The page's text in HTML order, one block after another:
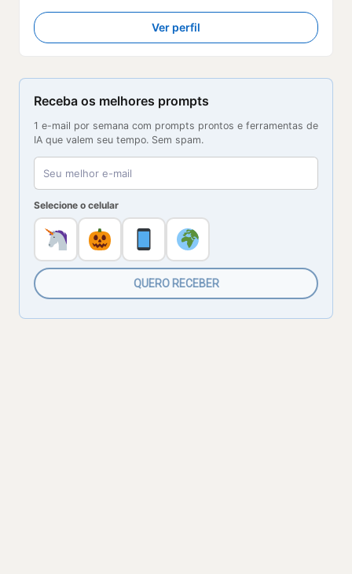
Ver perfil
Receba os melhores prompts
1 e-mail por semana com prompts prontos e ferramentas de
IA que valem seu tempo. Sem spam.
Selecione o celular
QUERO RECEBER